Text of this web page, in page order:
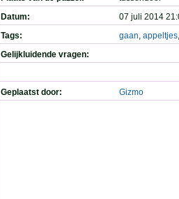
Datum:
07 juli 2014
Tags:
gaan, appeltjes
Gelijkluidende vragen:
Geplaatst door: Gizmo